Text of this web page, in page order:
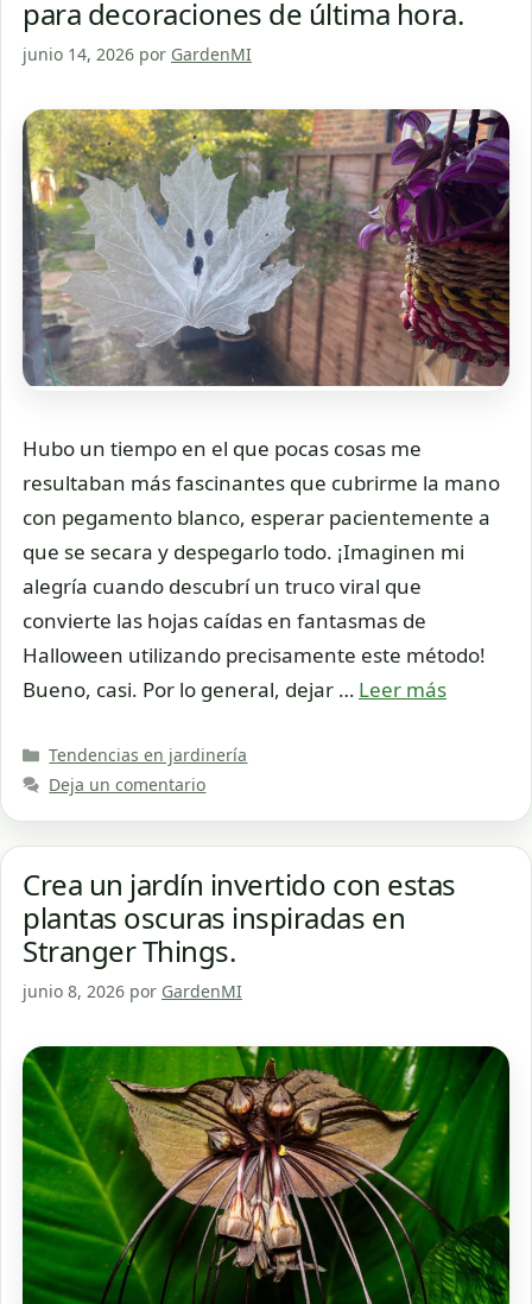
para decoraciones de última hora.
junio 14, 2026 por GardenMI
Hubo un tiempo en el que pocas cosas me
resultaban más fascinantes que cubrirme la mano
con pegamento blanco, esperar pacientemente a
que se secara y despegarlo todo. ¡Imaginen mi
alegría cuando descubrí un truco viral que
convierte las hojas caídas en fantasmas de
Halloween utilizando precisamente este método!
Bueno, casi. Por lo general, dejar … Leer más
Categorías
Tendencias en jardinería
Deja un comentario
Crea un jardín invertido con estas
plantas oscuras inspiradas en
Stranger Things.
junio 8, 2026 por GardenMI